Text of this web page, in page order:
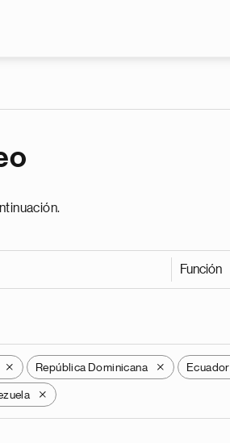
Función
X República Dominicana X Ecuador
X